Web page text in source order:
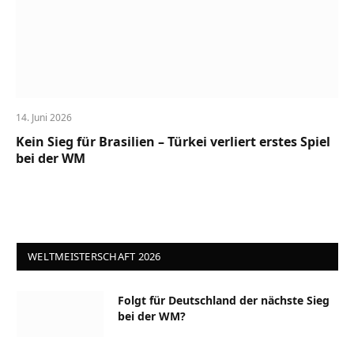
14. Juni 2026
Kein Sieg für Brasilien – Türkei verliert erstes Spiel
bei der WM
WELTMEISTERSCHAFT 2026
Folgt für Deutschland der nächste Sieg
bei der WM?